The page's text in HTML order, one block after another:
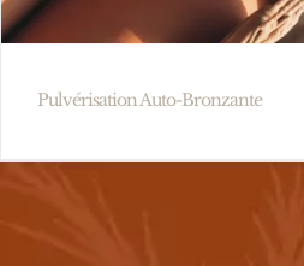
Pulvérisation Auto-Bronzante